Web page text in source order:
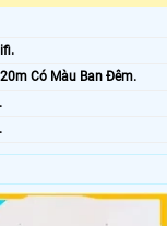
Có Màu Ban Ðêm.